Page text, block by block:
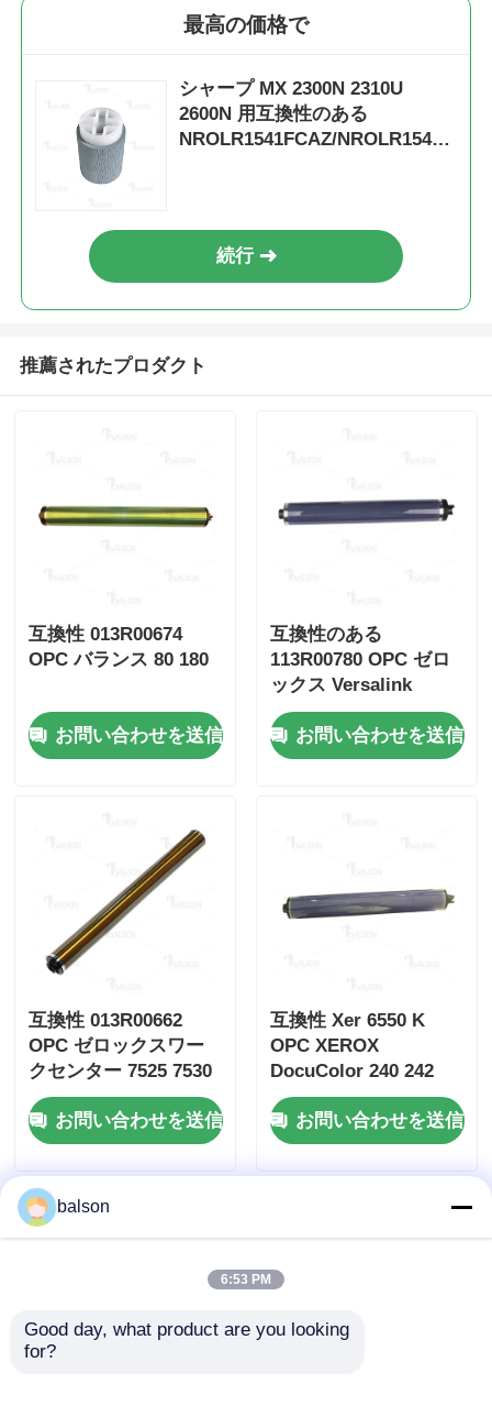
サムスン トナーチップ
キヤノン トナーチップ
ブラザー・トナー・チップ
ミノルタトナーチップ
ドラム＆フューザーユニット
最高の価格で
シャープ MX 2300N 2310U
2600N 用互換性のある
NROLR1541FCAZ/NROLR1541F
続行
推薦されたプロダクト
互換性 013R00674
OPC バランス 80 180
お問い合わせを送信
互換性のある
113R00780 OPC ゼロ
ックス Versalink
C7020 c7025 C7030
C7000お問い合わせを送信
互換性 013R00662
OPC ゼロックスワー
クセンター 7525 7530
7535
お問い合わせを送信
互換性 Xer 6550 K
OPC XEROX
DocuColor 240 242
250 252 について
お問い合わせを送信
balson
6:53 PM
Good day, what product are you looking
for?